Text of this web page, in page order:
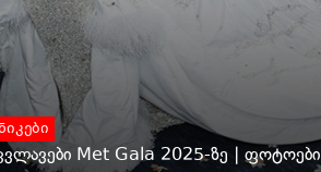
Met Gala 2025-ზე | ფოტოები